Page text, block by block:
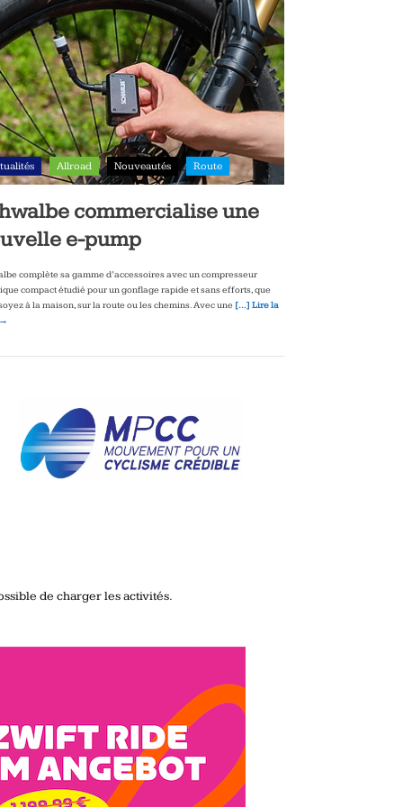
Allroad Nouveautés Route
commercialise une
e-pump
complète sa gamme d’accessoires avec un compresseur
compact étudié pour un gonflage rapide et sans efforts, que
à la maison, sur la route ou les chemins. Avec une […] Lire la
de charger les activités.